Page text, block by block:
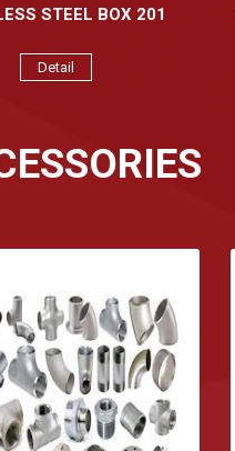
STEEL BOX 201
Detail